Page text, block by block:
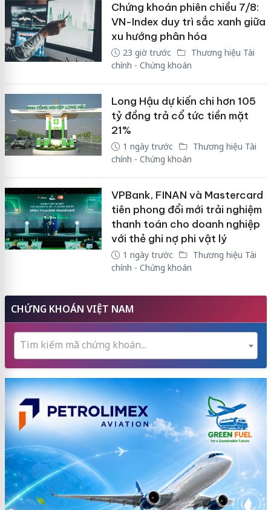
Chứng khoán phiên chiều 7/8:
VN-Index duy trì sắc xanh giữa
xu hướng phân hóa
23 giờ trước
Thương hiệu Tài
chính - Chứng khoán
Long Hậu dự kiến chi hơn 105
tỷ đồng trả cổ tức tiền mặt
21%
1 ngày trước
Thương hiệu Tài
chính - Chứng khoán
VPBank, FINAN và Mastercard
tiên phong đổi mới trải nghiệm
thanh toán cho doanh nghiệp
với thẻ ghi nợ phi vật lý
1 ngày trước
Thương hiệu Tài
chính - Chứng khoán
CHỨNG KHOÁN VIỆT NAM
Tìm kiếm mã chứng khoán...